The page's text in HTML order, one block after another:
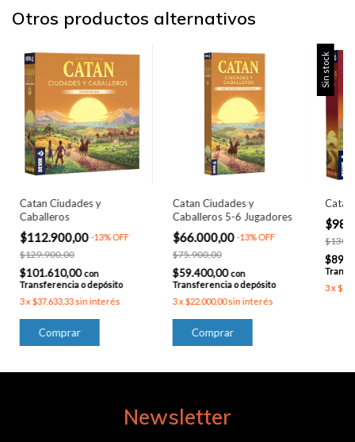
Otros productos alternativos
Catan Ciudades y
Caballeros
$112.900,00-13%OFF
$129.900,00
$101.610,00con
Transferencia o depósito
3x $37.633,33sin interés
Catan Ciudades y
Caballeros 5-6 Jugadores
$66.000,00-13%OFF
$75.900,00
$59.400,00con
Transferencia o depósito
3x $22.000,00sin interés
Sin stock
Catan
3x
Newsletter